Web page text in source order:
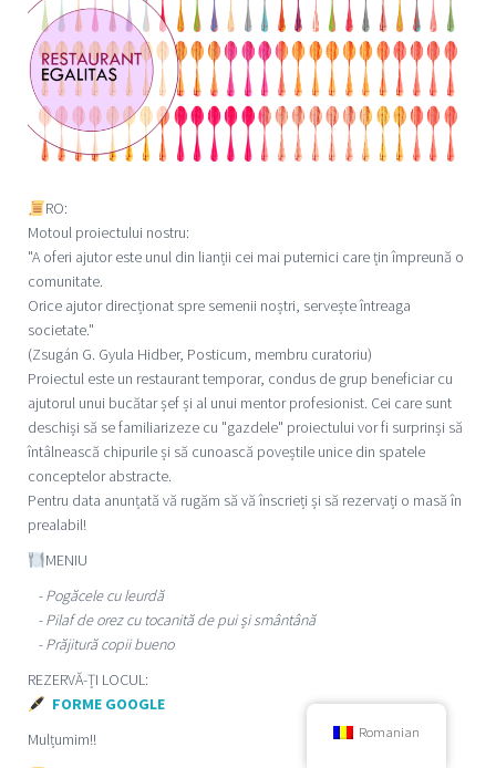
RO:
Motoul proiectului nostru:
"A oferi ajutor este unul din lianții cei mai puternici care țin împreună o
comunitate.
Orice ajutor direcționat spre semenii noștri, servește întreaga
societate."
(Zsugán G. Gyula Hidber, Posticum, membru curatoriu)
Proiectul este un restaurant temporar, condus de grup beneficiar cu
ajutorul unui bucătar șef și al unui mentor profesionist. Cei care sunt
deschiși să se familiarizeze cu "gazdele" proiectului vor fi surprinși să
întâlnească chipurile și să cunoască poveștile unice din spatele
conceptelor abstracte.
Pentru data anunțată vă rugăm să vă înscrieți și să rezervați o masă în
prealabil!
MENIU
- Pogăcele cu leurdă
- Pilaf de orez cu tocanită de pui și smântână
- Prăjitură copii bueno
REZERVĂ-ȚI LOCUL:
FORME GOOGLE
Mulțumim!!
Romanian